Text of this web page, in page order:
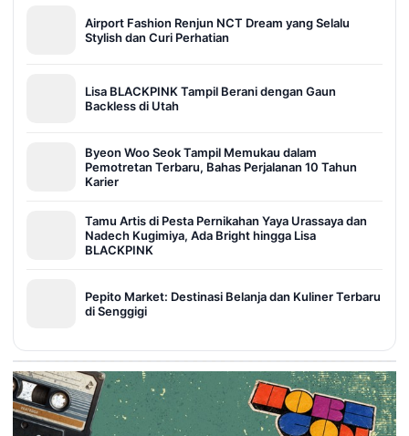
Airport Fashion Renjun NCT Dream yang Selalu
Stylish dan Curi Perhatian
Lisa BLACKPINK Tampil Berani dengan Gaun
Backless di Utah
Byeon Woo Seok Tampil Memukau dalam
Pemotretan Terbaru, Bahas Perjalanan 10 Tahun
Karier
Tamu Artis di Pesta Pernikahan Yaya Urassaya dan
Nadech Kugimiya, Ada Bright hingga Lisa
BLACKPINK
Pepito Market: Destinasi Belanja dan Kuliner Terbaru
di Senggigi